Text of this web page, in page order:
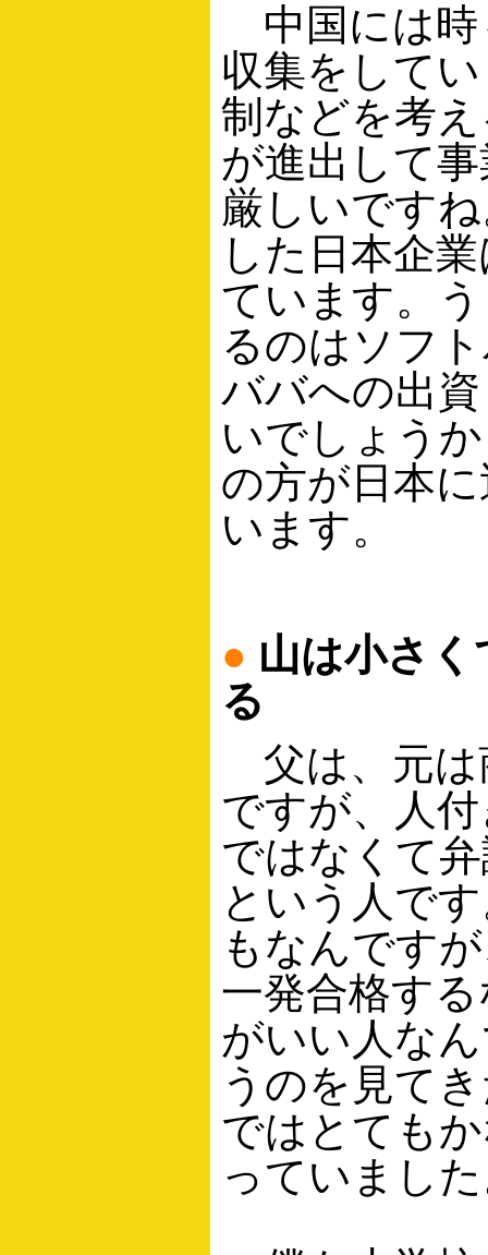
中国には時
収集をして
制などを考
が進出して
厳しいです
した日本企
ています。
るのはソフ
ババへの出
いでしょう
の方が日本
います。
● 山は小さ
る
父は、元は
ですが、人
ではなくて
という人で
もなんです
一発合格す
がいい人な
うのを見て
ではとても
っていまし